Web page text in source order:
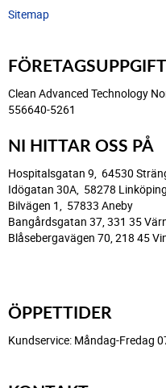
Sitemap
Clean Advanced Technology
556640-5261
NI HITTAR OSS PÅ
Hospitalsgatan 9, 64530
Idögatan 30A, 58278 Linköping
Bilvägen 1, 57833 Aneby
Bangårdsgatan 37, 331 35
Blåsebergavägen 70, 218 45
ÖPPETTIDER
Kundservice: Måndag-Fredag